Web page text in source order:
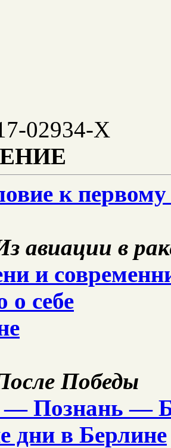
02934-Х
к
авиации в
и
о себе
Победы
— Познань —
дни в Берлине